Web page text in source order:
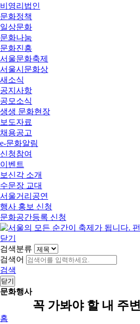
비영리법인
문화정책
일상문화
문화나눔
문화진흥
서울문화축제
서울시문화상
새소식
공지사항
공모소식
생생 문화현장
보도자료
채용공고
e-문화알림
신청참여
이벤트
보신각 소개
수문장 교대
서울거리공연
행사 홍보 신청
문화공간등록 신청
닫기
검색분류
검색어
검색
닫기
문화행사
꼭 가봐야 할 내 주
홈